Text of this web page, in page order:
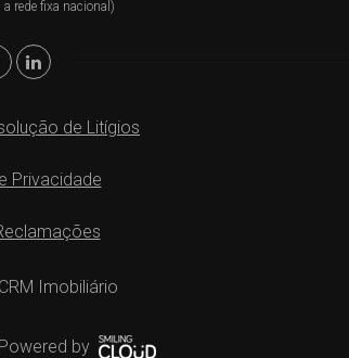
rede fixa nacional)
de Litígios
Privacidade
Imobiliário
Powered by